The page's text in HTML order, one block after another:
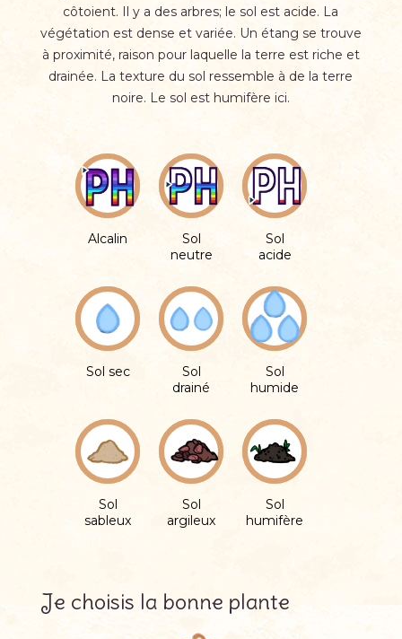
côtoient. Il y a des arbres; le sol est acide. La
végétation est dense et variée. Un étang se trouve
à proximité, raison pour laquelle la terre est riche et
drainée. La texture du sol ressemble à de la terre
noire. Le sol est humifère ici.
Alcalin
Sol
neutre
Sol
acide
Sol sec
Sol
drainé
Sol
humide
Sol
sableux
Sol
argileux
Sol
humifère
Je choisis la bonne plante